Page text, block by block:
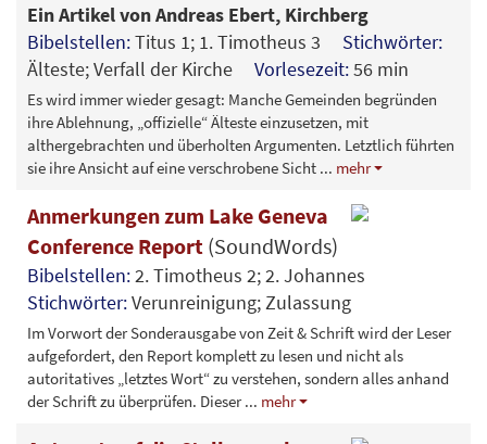
Ein Artikel von Andreas Ebert, Kirchberg
Bibelstellen:Titus 1; 1. Timotheus 3 Stichwörter:
Älteste; Verfall der Kirche Vorlesezeit:56 min
Es wird immer wieder gesagt: Manche Gemeinden begründen
ihre Ablehnung, „offizielle“ Älteste einzusetzen, mit
althergebrachten und überholten Argumenten. Letztlich führten
sie ihre Ansicht auf eine verschrobene Sicht ... mehr
Anmerkungen zum Lake Geneva
Conference Report (SoundWords)
Bibelstellen:2. Timotheus 2; 2. Johannes
Stichwörter:Verunreinigung; Zulassung
Im Vorwort der Sonderausgabe von Zeit & Schrift wird der Leser
aufgefordert, den Report komplett zu lesen und nicht als
autoritatives „letztes Wort“ zu verstehen, sondern alles anhand
der Schrift zu überprüfen. Dieser... mehr